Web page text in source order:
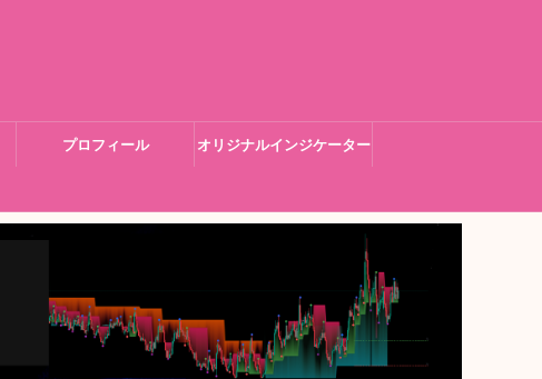
プロフィール オリジナルインジケーター